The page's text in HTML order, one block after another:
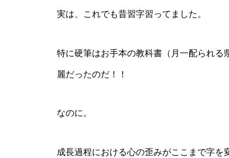
実は、これでも昔習字習ってました。
特に硬筆はお手本の教科書（月一配られ
麗だったのだ！！
なのに。
成長過程における心の歪みがここまで字を